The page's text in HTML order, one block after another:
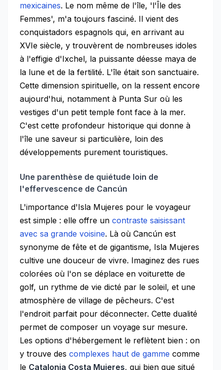
mexicaines. Le nom même de l'île, 'l'Île des
Femmes', m'a toujours fasciné. Il vient des
conquistadors espagnols qui, en arrivant au
XVIe siècle, y trouvèrent de nombreuses idoles
à l'effigie d'Ixchel, la puissante déesse maya de
la lune et de la fertilité. L'île était son sanctuaire.
Cette dimension spirituelle, on la ressent encore
aujourd'hui, notamment à Punta Sur où les
vestiges d'un petit temple font face à la mer.
C'est cette profondeur historique qui donne à
l'île une saveur si particulière, loin des
développements purement touristiques.
Une parenthèse de quiétude loin de
l'effervescence de Cancún
L'importance d'Isla Mujeres pour le voyageur
est simple : elle offre un contraste saisissant
avec sa grande voisine. Là où Cancún est
synonyme de fête et de gigantisme, Isla Mujeres
cultive une douceur de vivre. Imaginez des rues
colorées où l'on se déplace en voiturette de
golf, un rythme de vie dicté par le soleil, et une
atmosphère de village de pêcheurs. C'est
l'endroit parfait pour déconnecter. Cette dualité
permet de composer un voyage sur mesure.
Les options d'hébergement le reflètent bien : on
y trouve des complexes haut de gamme comme
le Catalonia Costa Mujeres, qui bien que situé